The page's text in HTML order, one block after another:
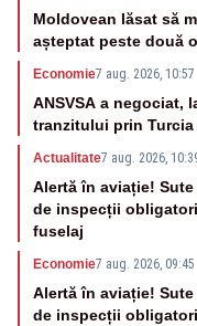
Moldovean lăsat să
așteptat peste două
Economie7 aug. 2026, 10:57
ANSVSA a negociat,
tranzitului prin
Actualitate7 aug. 2026,
Alertă în aviație!
de inspecții
fuselaj
Economie7 aug. 2026, 09:45
Alertă în aviație!
de inspecții